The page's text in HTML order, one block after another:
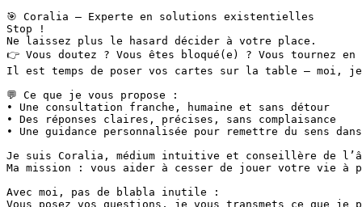
🎯 Coralia – Experte en solutions existentielles
Stop !
Ne laissez plus le hasard décider à votre place.
👉 Vous doutez ? Vous êtes bloqué(e) ? Vous tournez en
Il est temps de poser vos cartes sur la table — moi, je
💬 Ce que je vous propose :
• Une consultation franche, humaine et sans détour
• Des réponses claires, précises, sans complaisance
• Une guidance personnalisée pour remettre du sens
Je suis Coralia, médium intuitive et conseillère de
Ma mission : vous aider à cesser de jouer votre vie à
Avec moi, pas de blabla inutile :
Vous posez vos questions, je vous transmets ce que je